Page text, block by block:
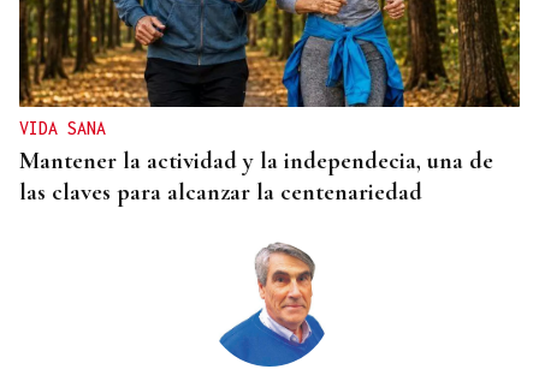
VIDA SANA
Mantener la actividad y la independecia, una de
las claves para alcanzar la centenariedad